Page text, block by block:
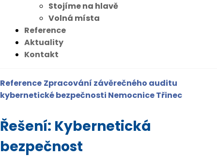
Stojíme na hlavě
Volná místa
Reference
Aktuality
Kontakt
Reference Zpracování závěrečného auditu
kybernetické bezpečnosti Nemocnice Třinec
Řešení: Kybernetická
bezpečnost